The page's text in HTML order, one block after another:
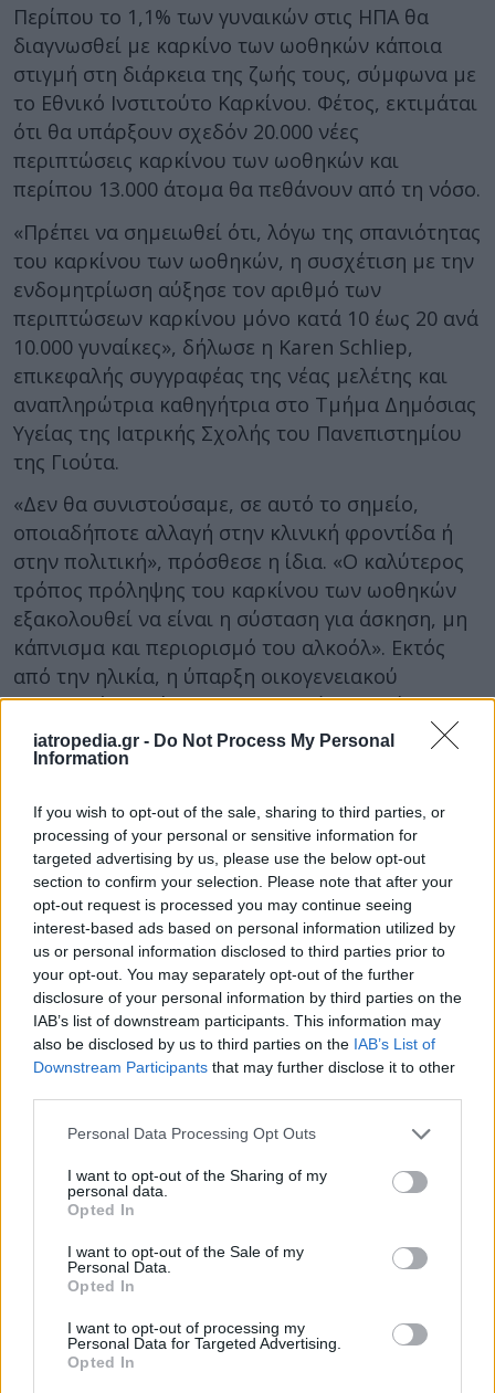
iatropedia.gr - Do Not Process My Personal
Information
If you wish to opt-out of the sale, sharing to third parties, or
processing of your personal or sensitive information for
targeted advertising by us, please use the below opt-out
section to confirm your selection. Please note that after your
opt-out request is processed you may continue seeing
interest-based ads based on personal information utilized by
us or personal information disclosed to third parties prior to
your opt-out. You may separately opt-out of the further
disclosure of your personal information by third parties on the
IAB’s list of downstream participants. This information may
also be disclosed by us to third parties on the IAB’s List of
Downstream Participants that may further disclose it to other
Personal Data Processing Opt Outs
I want to opt-out of the Sharing of my
personal data.
Opted In
I want to opt-out of the Sale of my
Personal Data.
Opted In
I want to opt-out of processing my
Personal Data for Targeted Advertising.
Opted In
Περίπου το 1,1% των γυναικών στις ΗΠΑ θα
διαγνωσθεί με καρκίνο των ωοθηκών κάποια
στιγμή στη διάρκεια της ζωής τους, σύμφωνα με
το Εθνικό Ινστιτούτο Καρκίνου. Φέτος, εκτιμάται
ότι θα υπάρξουν σχεδόν 20.000 νέες
περιπτώσεις καρκίνου των ωοθηκών και
περίπου 13.000 άτομα θα πεθάνουν από τη νόσο.
«Πρέπει να σημειωθεί ότι, λόγω της σπανιότητας
του καρκίνου των ωοθηκών, η συσχέτιση με την
ενδομητρίωση αύξησε τον αριθμό των
περιπτώσεων καρκίνου μόνο κατά 10 έως 20 ανά
10.000 γυναίκες», δήλωσε η Karen Schliep,
επικεφαλής συγγραφέας της νέας μελέτης και
αναπληρώτρια καθηγήτρια στο Τμήμα Δημόσιας
Υγείας της Ιατρικής Σχολής του Πανεπιστημίου
της Γιούτα.
«Δεν θα συνιστούσαμε, σε αυτό το σημείο,
οποιαδήποτε αλλαγή στην κλινική φροντίδα ή
στην πολιτική», πρόσθεσε η ίδια. «Ο καλύτερος
τρόπος πρόληψης του καρκίνου των ωοθηκών
εξακολουθεί να είναι η σύσταση για άσκηση, μη
κάπνισμα και περιορισμό του αλκοόλ». Εκτός
από την ηλικία, η ύπαρξη οικογενειακού
ιστορικού καρκίνου των ωοθηκών, καρκίνου του
μαστού ή καρκίνου του παχέος εντέρου
αποτελεί επίσης σημαντικό παράγοντα κινδύνου
Συνολικά, τα άτομα με ενδομητρίωση θα πρέπει
να γνωρίζουν τα προειδοποιητικά σημάδια του
καρκίνου των ωοθηκών, συμπεριλαμβανομένου
του φουσκώματος, του κοιλιακού πόνου και των
αλλαγών στη λειτουργία του εντέρου ή της
ουροδόχου κύστης, δήλωσε στο CNN ο Δρ BJ
Rimel, γυναικολόγος ογκολόγος και ιατρικός
διευθυντής του Γραφείου Κλινικών Δοκιμών για
τον Καρκίνο στο Cedars-Sinai, ο οποίος δεν
Φωτογραφία:iStock
ΔΙΑΒΑΣΤΕ ΕΠΙΣΗΣ:
Νύχια: Απλοί τρόποι να αντιμετωπίσετε
παχύνσεις και δυσχρωμίες στο σπίτι
Απώλεια βάρους: Χάπι της Roche δίνει
ενθαρρυντικά αποτελέσματα στις πρώτες
δοκιμές